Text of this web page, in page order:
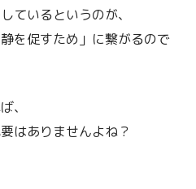
ているというのが、
を促すため」に繋がるので
、
はありませんよね？